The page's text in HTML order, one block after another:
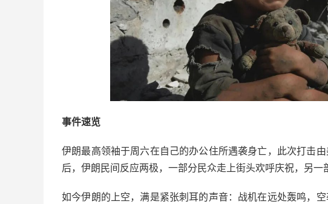
事件速览
伊朗最高领袖于周六在自己的办公住所遇袭身亡，此次打击
后，伊朗民间反应两极，一部分民众走上街头欢呼庆祝，另一
如今伊朗的上空，满是紧张刺耳的声音：战机在远处轰鸣，